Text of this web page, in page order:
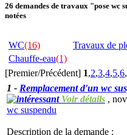
26 demandes de travaux "pose wc
notées
WC(16)
Chauffe-eau(1)
Travaux de
[Premier/Précédent] 1,2,3,4,5,6,
1 - Remplacement d'un wc
Voir détails ,
wc suspendu
Description de la demande :